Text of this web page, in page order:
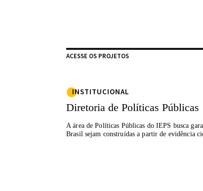
ACESSE OS PROJETOS
INSTITUCIONAL
Diretoria de Políticas Públicas
A área de Políticas Públicas do IEPS busca
Brasil sejam construídas a partir de evidência